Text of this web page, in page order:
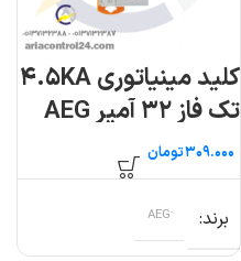
کلید مینیاتوری ۴.۵KA
تک فاز ۳۲ آمپر AEG
تومان
برند